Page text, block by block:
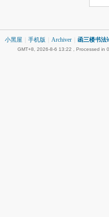
小黑屋 手机版 Archiver 函三楼书法
GMT+8, 2026-8-6 13:22 , Processed in